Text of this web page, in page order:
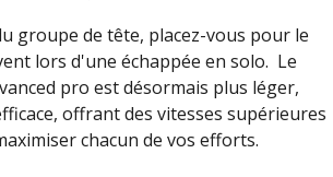
groupe de tête, placez-vous pour le
lors d'une échappée en solo. Le
pro est désormais plus léger,
offrant des vitesses supérieures
chacun de vos efforts.